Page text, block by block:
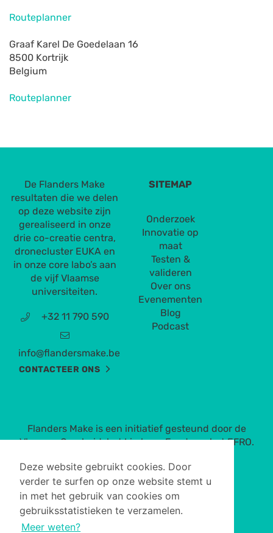
Deze website gebruikt cookies. Door
verder te surfen op onze website stemt u
in met het gebruik van cookies om
gebruiksstatistieken te verzamelen.
Meer weten?
Routeplanner
Graaf Karel De Goedelaan 16
8500 Kortrijk
Belgium
Routeplanner
De Flanders Make
resultaten die we delen
op deze website zijn
gerealiseerd in onze
drie co-creatie centra,
dronecluster EUKA en
in onze core labo’s aan
de vijf Vlaamse
universiteiten.
+32 11 790 590
info@flandersmake.be
CONTACTEER ONS
SITEMAP
Onderzoek
Innovatie op
maat
Testen &
valideren
Over ons
Evenementen
Blog
Podcast
Flanders Make is een initiatief gesteund door de
Vlaamse Overheid, het Limburg Fonds en het EFRO.